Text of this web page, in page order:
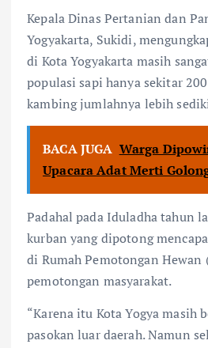
Kepala Dinas Pertanian dan
Yogyakarta, Sukidi,
di Kota Yogyakarta masih
populasi sapi hanya sekitar
kambing jumlahnya lebih
BACA JUGA Warga
Upacara Adat Merti
Padahal pada Iduladha tahun
kurban yang dipotong
di Rumah Pemotongan
pemotongan masyarakat.
“Karena itu Kota Yogya masih
pasokan luar daerah. Namun